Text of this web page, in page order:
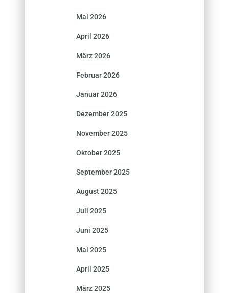
Mai 2026
April 2026
März 2026
Februar 2026
Januar 2026
Dezember 2025
November 2025
Oktober 2025
September 2025
August 2025
Juli 2025
Juni 2025
Mai 2025
April 2025
März 2025